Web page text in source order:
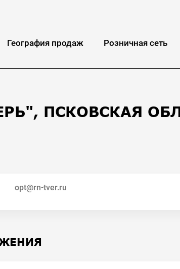
География продаж Розничная сеть
ПСКОВСКАЯ
opt@rn-tver.ru